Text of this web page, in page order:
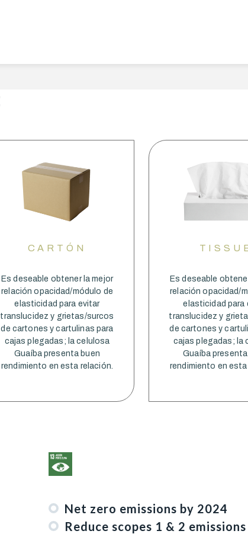
CARTÓN
Es deseable obtener la mejor
relación opacidad/módulo de
elasticidad para evitar
translucidez y grietas/surcos
de cartones y cartulinas para
cajas plegadas; la celulosa
Guaíba presenta buen
rendimiento en esta relación.
Es deseable
relación opacidad/
elasticidad para
translucidez y
de cartones y
cajas plegadas; la
Guaíba
rendimiento en
Net zero emissions by 2024
Reduce scopes 1 & 2